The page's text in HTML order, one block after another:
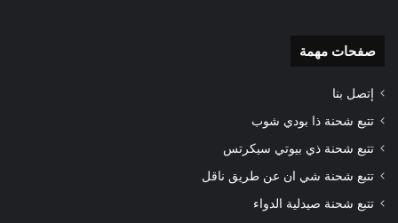
صفحات مهمة
إتصل بنا
تتبع شحنة ذا بودي شوب
تتبع شحنة ذي بيوتي سيكرتس
تتبع شحنة شي ان عن طريق ناقل
تتبع شحنة صيدلية الدواء